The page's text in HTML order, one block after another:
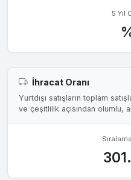
5 Yıl
İhracat Oranı
Yurtdışı satışların toplam
ve çeşitlilik açısından olumlu,
Sıralama
301.